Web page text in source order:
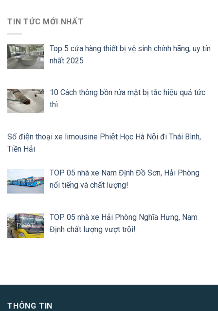
TIN TỨC MỚI NHẤT
Top 5 cửa hàng thiết bị vệ sinh chính hãng, uy tín
nhất 2025
10 Cách thông bồn rửa mặt bị tắc hiệu quả tức
thì
Số điện thoại xe limousine Phiệt Học Hà Nội đi Thái Bình,
Tiền Hải
TOP 05 nhà xe Nam Định Đồ Sơn, Hải Phòng
nổi tiếng và chất lượng!
TOP 05 nhà xe Hải Phòng Nghĩa Hưng, Nam
Định chất lượng vượt trội!
THÔNG TIN